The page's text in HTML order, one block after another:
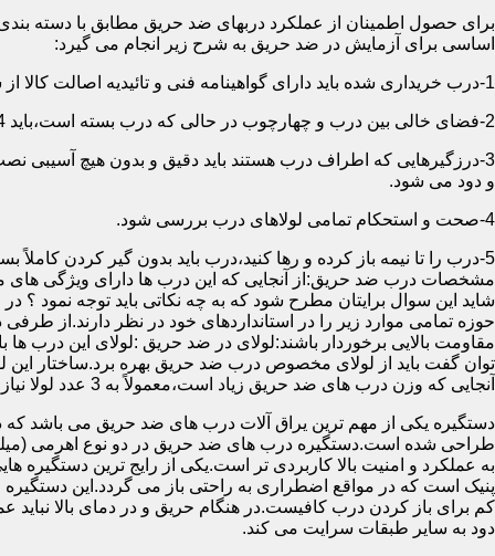
اساسی برای آزمایش در ضد حریق به شرح زیر انجام می گیرد:
1-درب خریداری شده باید دارای گواهینامه فنی و تائیدیه اصالت کالا از سازمان آتش نشانی باشد.
2-فضای خالی بین درب و چهارچوب در حالی که درب بسته است،باید 4 میلیمتر از قسمت بالا و اطراف باشد.این فاصله در پایین درب می تواند تا 8 میلیمتر باشد.به عبارتی نور نباید از پایین درب درز نماید.
3-درزگیرهایی که اطراف درب هستند باید دقیق و بدون هیچ
و دود می شود.
4-صحت و استحکام تمامی لولاهای درب بررسی شود.
5-درب را تا نیمه باز کرده و رها کنید،درب باید بدون گیر کردن کاملاً بسته شود.
مشخصات درب ضد حریق:از آنجایی که این درب ها دارای ویژگی
شاید این سوال برایتان مطرح شود که به چه نکاتی باید توجه نمود ؟
حوزه تمامی موارد زیر را در استانداردهای خود در نظر دارند.از
توان گفت باید از لولای مخصوص درب ضد حریق بهره برد.ساختار این
آنجایی که وزن درب های ضد حریق زیاد است،معمولاً به 3 عدد لولا نیاز دارند.در حالیکه درب های معمولی با وزن پایین دارای 2 عدد لولا هستند.
دستگیره یکی از مهم ترین یراق آلات درب های ضد حریق می باشد که
طراحی شده است.دستگیره درب های ضد حریق در دو نوع اهرمی
به عملکرد و امنیت بالا کاربردی تر است.یکی از رایج ترین
پنیک است که در مواقع اضطراری به راحتی باز می گردد.این
کم برای باز کردن درب کافیست.در هنگام حریق و در دمای بالا نباید
دود به سایر طبقات سرایت می کند.